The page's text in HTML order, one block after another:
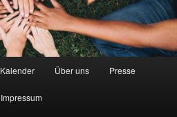
Kalender Über uns Presse
Impressum